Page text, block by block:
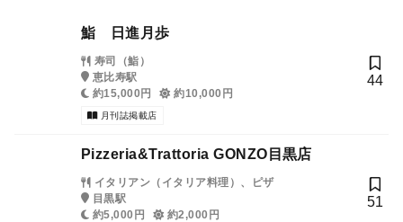
鮨 日進月歩
寿司（鮨）
恵比寿駅
約15,000円
約10,000円
月刊誌掲載店
44
Pizzeria&Trattoria GONZO目黒店
イタリアン（イタリア料理）、ピザ
目黒駅
約5,000円
約2,000円
51